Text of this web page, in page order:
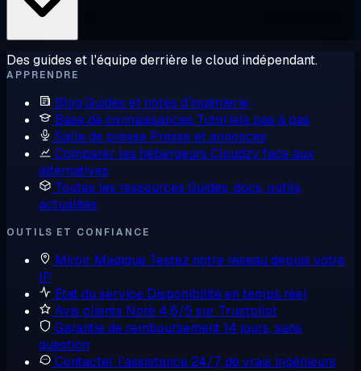
Des guides et l'équipe derrière le cloud indépendant.
APPRENDRE
Blog Guides et notes d'ingénierie
Base de connaissances Tutoriels pas à pas
Salle de presse Presse et annonces
Comparer les hébergeurs Cloudzy face aux
alternatives
Toutes les ressources Guides, docs, outils,
actualités
OUTILS ET CONFIANCE
Miroir Magique Testez notre réseau depuis votre
IP
État du service Disponibilité en temps réel
Avis clients Noté 4,6/5 sur Trustpilot
Garantie de remboursement14 jours, sans
question
Contacter l'assistance 24/7, de vrais ingénieurs